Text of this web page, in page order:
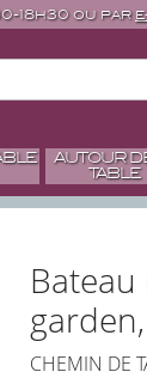
18h30 ou par
AUTOUR
TABLE
CHEMIN DE